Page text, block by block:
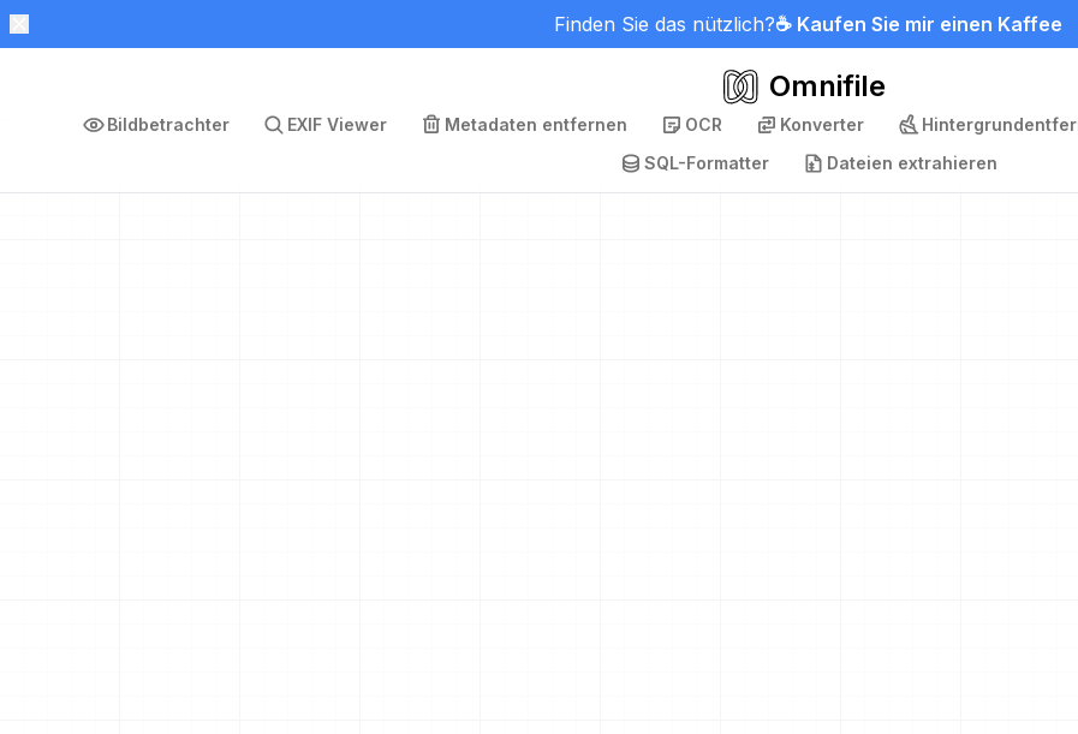
Finden Sie das nützlich?☕ Kaufen Sie mir einen Kaffee
Omnifile
Bildbetrachter EXIF Viewer Metadaten entfernen OCR Konverter
SQL-Formatter
Dateien extrahieren